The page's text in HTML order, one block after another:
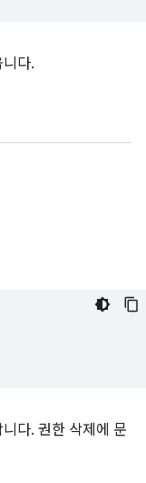
다.
다. 권한 삭제에 문